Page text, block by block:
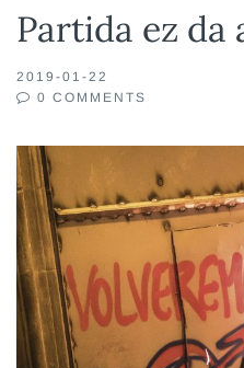
Partida ez da
2019-01-22
0 COMMENTS